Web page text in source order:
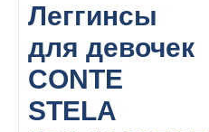
Леггинсы
для девочек
CONTE
STELA